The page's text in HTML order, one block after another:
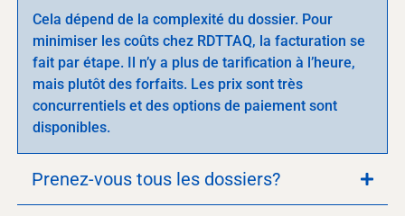
Cela dépend de la complexité du dossier. Pour
minimiser les coûts chez RDTTAQ, la facturation se
fait par étape. Il n’y a plus de tarification à l’heure,
mais plutôt des forfaits. Les prix sont très
concurrentiels et des options de paiement sont
disponibles.
Prenez-vous tous les dossiers?